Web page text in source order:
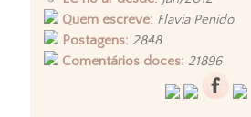
Quem escreve: Flavia Penido
Postagens: 2848
Comentários doces: 21896